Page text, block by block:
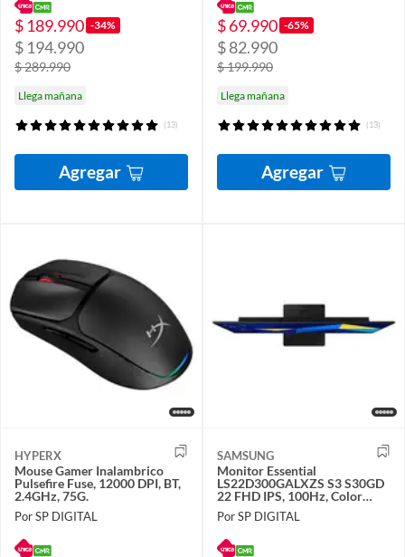
$ 189.990 -34%
$ 194.990
$ 289.990
Llega mañana
(13)
Agregar
$ 69.990 -65%
$ 82.990
$ 199.990
Llega mañana
(13)
Agregar
HYPERX
Mouse Gamer Inalambrico
Pulsefire Fuse, 12000 DPI, BT,
2.4GHz, 75G.
Por SP DIGITAL
SAMSUNG
Monitor Essential
LS22D300GALXZS S3 S30GD
22 FHD IPS, 100Hz, Color
Negro
Por SP DIGITAL